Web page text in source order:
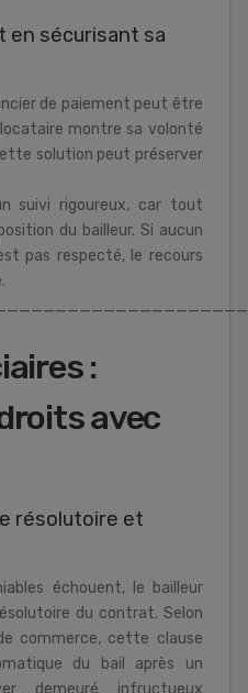
en sécurisant sa
de paiement peut être
montre sa volonté
solution peut préserver
suivi rigoureux, car tout
du bailleur. Si aucun
pas respecté, le recours
:
avec
résolutoire et
échouent, le bailleur
du contrat. Selon
commerce, cette clause
du bail après un
demeuré infructueux